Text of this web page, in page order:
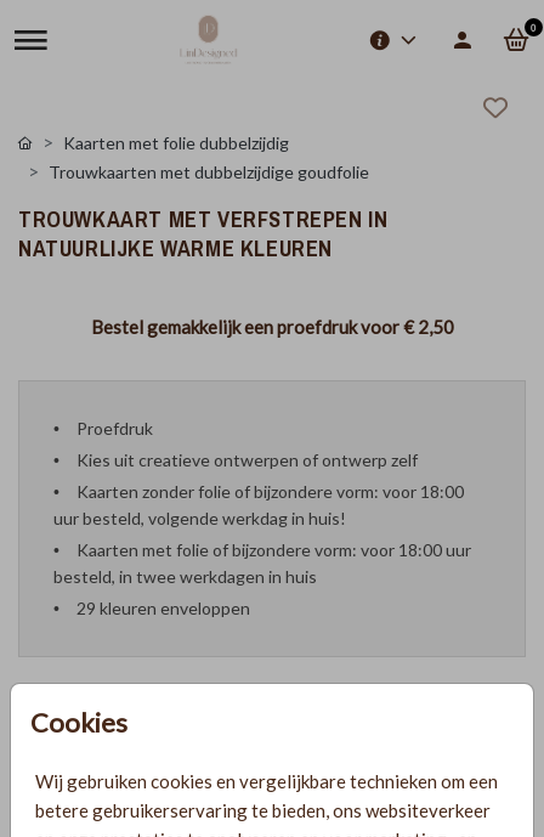
0
Cookies
Wij gebruiken cookies en vergelijkbare technieken om een
betere gebruikerservaring te bieden, ons websiteverkeer
Kaarten met folie dubbelzijdig
Trouwkaarten met dubbelzijdige goudfolie
TROUWKAART MET VERFSTREPEN IN
NATUURLIJKE WARME KLEUREN
Bestel gemakkelijk een proefdruk voor€ 2,50
Proefdruk
Kies uit creatieve ontwerpen of ontwerp zelf
Kaarten zonder folie of bijzondere vorm: voor 18:00
uur besteld, volgende werkdag in huis!
Kaarten met folie of bijzondere vorm: voor 18:00 uur
besteld, in twee werkdagen in huis
29 kleuren enveloppen